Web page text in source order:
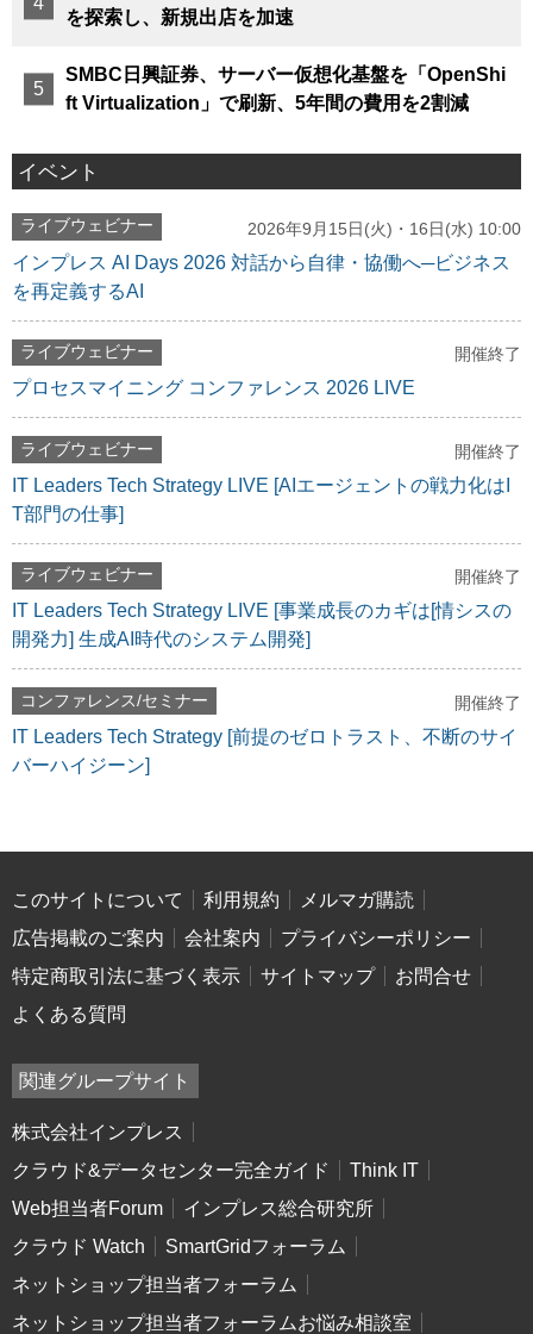
を探索し、新規出店を加速
SMBC日興証券、サーバー仮想化基盤を「OpenShi
ft Virtualization」で刷新、5年間の費用を2割減
イベント
ライブウェビナー 2026年9月15日(火)・16日(水) 10:00
インプレス AI Days 2026 対話から自律・協働へ─ビジネス
を再定義するAI
ライブウェビナー 開催終了
プロセスマイニング コンファレンス 2026 LIVE
ライブウェビナー 開催終了
IT Leaders Tech Strategy LIVE [AIエージェントの戦力化はI
T部門の仕事]
ライブウェビナー 開催終了
IT Leaders Tech Strategy LIVE [事業成長のカギは[情シスの
開発力] 生成AI時代のシステム開発]
コンファレンス/セミナー 開催終了
IT Leaders Tech Strategy [前提のゼロトラスト、不断のサイ
バーハイジーン]
このサイトについて 利用規約
メルマガ購読
広告掲載のご案内
会社案内
プライバシーポリシー
特定商取引法に基づく表示
サイトマップ
お問合せ
よくある質問
関連グループサイト
株式会社インプレス
クラウド&データセンター完全ガイド
Think IT
Web担当者Forum
インプレス総合研究所
クラウド Watch
SmartGridフォーラム
ネットショップ担当者フォーラム
ネットショップ担当者フォーラムお悩み相談室